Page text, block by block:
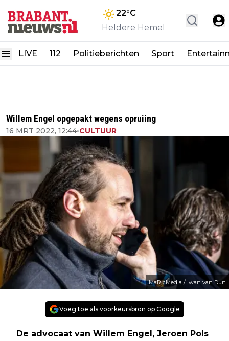
22°C
Heldere Hemel
LIVE 112 Politieberichten Sport
Willem Engel opgepakt wegens opruiing
16 MRT 2022, 12:44•CULTUUR
MaRicMedia / Iwan van Dun
Voeg toe als voorkeursbron op Google
De advocaat van Willem Engel, Jeroen Pols